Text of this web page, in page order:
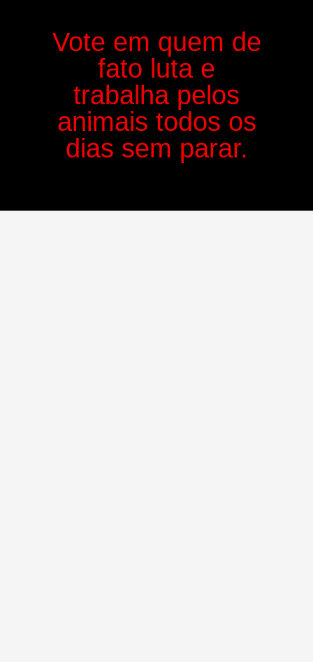
Vote em quem de
fato luta e
trabalha pelos
animais todos os
dias sem parar.